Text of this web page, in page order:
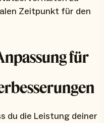
Zeitpunkt für den
für
du die Leistung deiner